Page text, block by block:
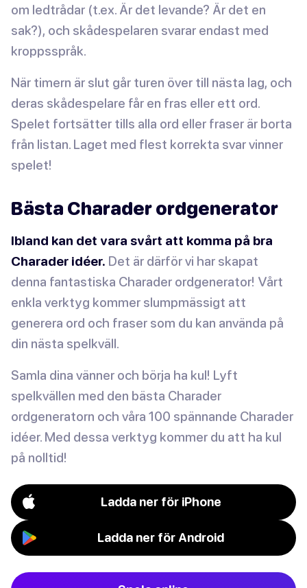
om ledtrådar (t.ex. Är det levande? Är det en
sak?), och skådespelaren svarar endast med
kroppsspråk.
När timern är slut går turen över till nästa lag, och
deras skådespelare får en fras eller ett ord.
Spelet fortsätter tills alla ord eller fraser är borta
från listan. Laget med flest korrekta svar vinner
spelet!
Bästa Charader ordgenerator
Ibland kan det vara svårt att komma på bra
Charader idéer. Det är därför vi har skapat
denna fantastiska Charader ordgenerator! Vårt
enkla verktyg kommer slumpmässigt att
generera ord och fraser som du kan använda på
din nästa spelkväll.
Samla dina vänner och börja ha kul! Lyft
spelkvällen med den bästa Charader
ordgeneratorn och våra 100 spännande Charader
idéer. Med dessa verktyg kommer du att ha kul
på nolltid!
Ladda ner för iPhone
Ladda ner för Android